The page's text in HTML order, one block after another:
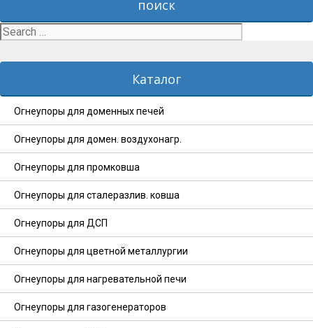
поиск
Search
for:
Каталог
Огнеупоры для доменных печей
Огнеупоры для домен. воздухонагр.
Огнеупоры для промковша
Огнеупоры для сталеразлив. ковша
Огнеупоры для ДСП
Огнеупоры для цветной металлургии
Огнеупоры для нагревательной печи
Огнеупоры для газогенераторов